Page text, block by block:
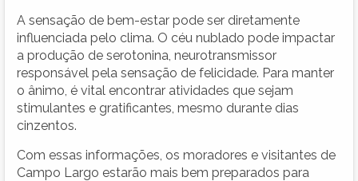
A sensação de bem-estar pode ser diretamente
influenciada pelo clima. O céu nublado pode impactar
a produção de serotonina, neurotransmissor
responsável pela sensação de felicidade. Para manter
o ânimo, é vital encontrar atividades que sejam
stimulantes e gratificantes, mesmo durante dias
cinzentos.
Com essas informações, os moradores e visitantes de
Campo Largo estarão mais bem preparados para